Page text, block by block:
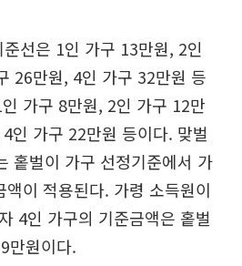
선은 1인 가구 13만원, 2인
26만원, 4인 가구 32만원 등
가구 8만원, 2인 가구 12만
인 가구 22만원 등이다. 맞벌
홑벌이 가구 선정기준에서 가
이 적용된다. 가령 소득원이
4인 가구의 기준금액은 홑벌
만원이다.